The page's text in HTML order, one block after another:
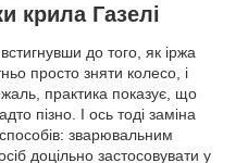
крила Газелі
до того, як іржа
просто зняти колесо, і
практика показує, що
пізно. І ось тоді заміна
зварювальним
доцільно застосовувати у